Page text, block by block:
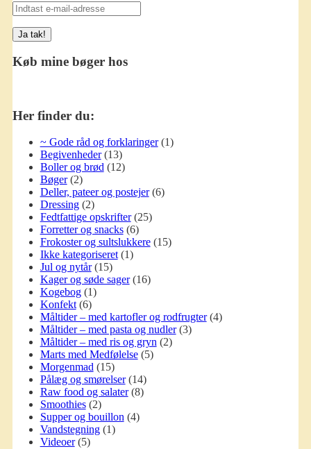
Indtast
e-
mail-
adresse
Køb mine bøger hos
Her finder du:
~ Gode råd og forklaringer(1)
Begivenheder(13)
Boller og brød (12)
Bøger(2)
Deller, pateer og postejer(6)
Dressing(2)
Fedtfattige opskrifter(25)
Forretter og snacks(6)
Frokoster og sultslukkere(15)
Ikke kategoriseret(1)
Jul og nytår(15)
Kager og søde sager(16)
Kogebog(1)
Konfekt(6)
Måltider – med kartofler og rodfrugter(4)
Måltider – med pasta og nudler(3)
Måltider – med ris og gryn (2)
Marts med Medfølelse(5)
Morgenmad (15)
Pålæg og smørelser(14)
Raw food og salater(8)
Smoothies(2)
Supper og bouillon (4)
Vandstegning(1)
Videoer(5)